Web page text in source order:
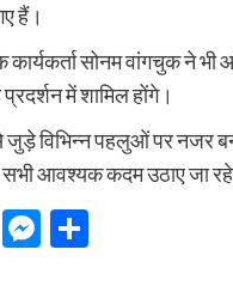
हैं।
कार्यकर्ता सोनम वांगचुक ने
में शामिल होंगे।
विभिन्न पहलुओं पर नजर
आवश्यक कदम उठाए जा
EmailMessenger